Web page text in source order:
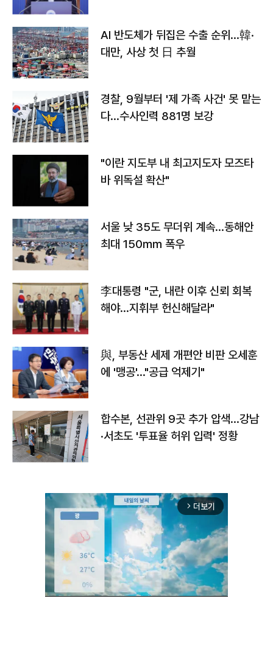
AI 반도체가 뒤집은 수출 순위…韓·
대만, 사상 첫 日 추월
경찰, 9월부터 '제 가족 사건' 못 맡는
다…수사인력 881명 보강
"이란 지도부 내 최고지도자 모즈타
바 위독설 확산"
서울 낮 35도 무더위 계속…동해안
최대 150㎜ 폭우
李대통령 "군, 내란 이후 신뢰 회복
해야…지휘부 헌신해달라"
與, 부동산 세제 개편안 비판 오세훈
에 '맹공'…"공급 억제기"
합수본, 선관위 9곳 추가 압색…강남
·서초도 '투표율 허위 입력' 정황
arrow_forward_ios 더보기